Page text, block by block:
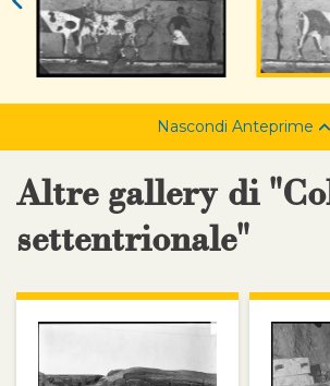
Nascondi Anteprime
Altre gallery di
settentrionale"